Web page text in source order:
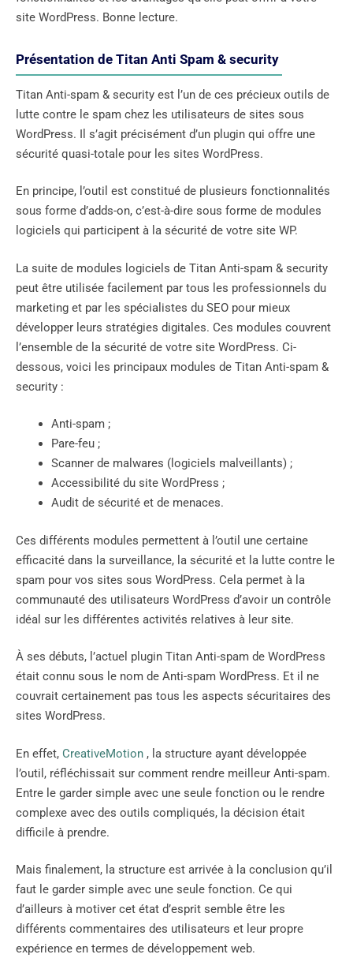
site WordPress. Bonne lecture.
Présentation de Titan Anti Spam & security
Titan Anti-spam & security est l’un de ces précieux outils de
lutte contre le spam chez les utilisateurs de sites sous
WordPress. Il s’agit précisément d’un plugin qui offre une
sécurité quasi-totale pour les sites WordPress.
En principe, l’outil est constitué de plusieurs fonctionnalités
sous forme d’adds-on, c’est-à-dire sous forme de modules
logiciels qui participent à la sécurité de votre site WP.
La suite de modules logiciels de Titan Anti-spam & security
peut être utilisée facilement par tous les professionnels du
marketing et par les spécialistes du SEO pour mieux
développer leurs stratégies digitales. Ces modules couvrent
l’ensemble de la sécurité de votre site WordPress. Ci-
dessous, voici les principaux modules de Titan Anti-spam &
security :
Anti-spam ;
Pare-feu ;
Scanner de malwares (logiciels malveillants) ;
Accessibilité du site WordPress ;
Audit de sécurité et de menaces.
Ces différents modules permettent à l’outil une certaine
efficacité dans la surveillance, la sécurité et la lutte contre le
spam pour vos sites sous WordPress. Cela permet à la
communauté des utilisateurs WordPress d’avoir un contrôle
idéal sur les différentes activités relatives à leur site.
À ses débuts, l’actuel plugin Titan Anti-spam de WordPress
était connu sous le nom de Anti-spam WordPress. Et il ne
couvrait certainement pas tous les aspects sécuritaires des
sites WordPress.
En effet, CreativeMotion , la structure ayant développée
l’outil, réfléchissait sur comment rendre meilleur Anti-spam.
Entre le garder simple avec une seule fonction ou le rendre
complexe avec des outils compliqués, la décision était
difficile à prendre.
Mais finalement, la structure est arrivée à la conclusion qu’il
faut le garder simple avec une seule fonction. Ce qui
d’ailleurs à motiver cet état d’esprit semble être les
différents commentaires des utilisateurs et leur propre
expérience en termes de développement web.